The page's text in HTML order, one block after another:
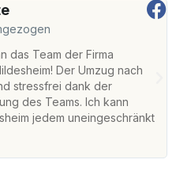
das Team der Firma
Der Umzug nach
stressfrei dank der
des Teams. Ich kann
jedem uneingeschränkt